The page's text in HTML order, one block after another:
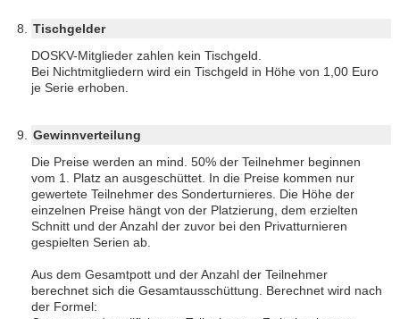
Tischgelder
DOSKV-Mitglieder zahlen kein Tischgeld.
Bei Nichtmitgliedern wird ein Tischgeld in Höhe von 1,00 Euro
je Serie erhoben.
Gewinnverteilung
Die Preise werden an mind. 50% der Teilnehmer beginnen
vom 1. Platz an ausgeschüttet. In die Preise kommen nur
gewertete Teilnehmer des Sonderturnieres. Die Höhe der
einzelnen Preise hängt von der Platzierung, dem erzielten
Schnitt und der Anzahl der zuvor bei den Privatturnieren
gespielten Serien ab.
Aus dem Gesamtpott und der Anzahl der Teilnehmer
berechnet sich die Gesamtausschüttung. Berechnet wird nach
der Formel: